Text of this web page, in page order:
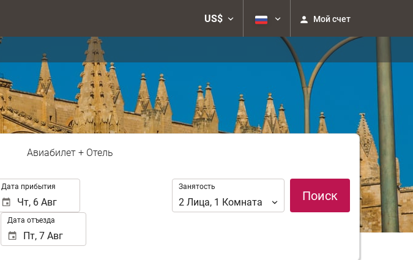
US$ Мой счет
Авиабилет + Отель
Дата прибытия
Дата отъезда
Занятость
Занятость
2 Лица, 1 Комната Поиск